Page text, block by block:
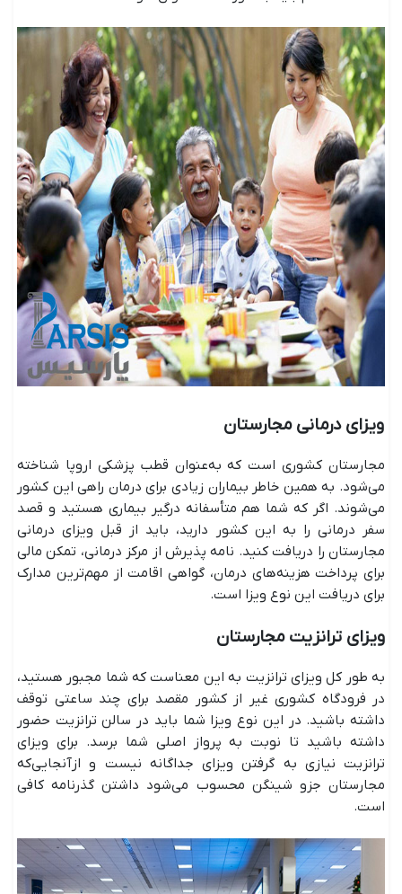
ویزای درمانی مجارستان
مجارستان کشوری است که به‌عنوان قطب پزشکی اروپا شناخته
می‌شود. به همین خاطر بیماران زیادی برای درمان راهی این کشور
می‌شوند. اگر که شما هم متأسفانه درگیر بیماری هستید و قصد
سفر درمانی را به این کشور دارید، باید از قبل ویزای درمانی
مجارستان را دریافت کنید. نامه پذیرش از مرکز درمانی، تمکن مالی
برای پرداخت هزینه‌های درمان، گواهی اقامت از مهم‌ترین مدارک
برای دریافت این نوع ویزا است.
ویزای ترانزیت مجارستان
به طور کل ویزای ترانزیت به این معناست که شما مجبور هستید،
در فرودگاه کشوری غیر از کشور مقصد برای چند ساعتی توقف
داشته باشید. در این نوع ویزا شما باید در سالن ترانزیت حضور
داشته باشید تا نوبت به پرواز اصلی شما برسد. برای ویزای
ترانزیت نیازی به گرفتن ویزای جداگانه نیست و ازآنجایی‌که
مجارستان جزو شینگن محسوب می‌شود داشتن گذرنامه کافی
است.